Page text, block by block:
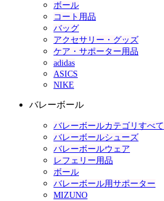
ボール
コート用品
バッグ
アクセサリー・グッズ
ケア・サポーター用品
adidas
ASICS
NIKE
バレーボール
バレーボールカテゴリすべて
バレーボールシューズ
バレーボールウェア
レフェリー用品
ボール
バレーボール用サポーター
MIZUNO